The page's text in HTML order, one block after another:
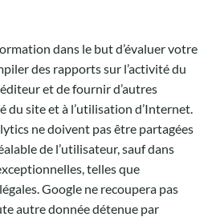
dans le but d’évaluer votre
des rapports sur l’activité du
et de fournir d’autres
du site et à l’utilisation d’Internet.
ne doivent pas être partagées
de l’utilisateur, sauf dans
telles que
Google ne recoupera pas
autre donnée détenue par